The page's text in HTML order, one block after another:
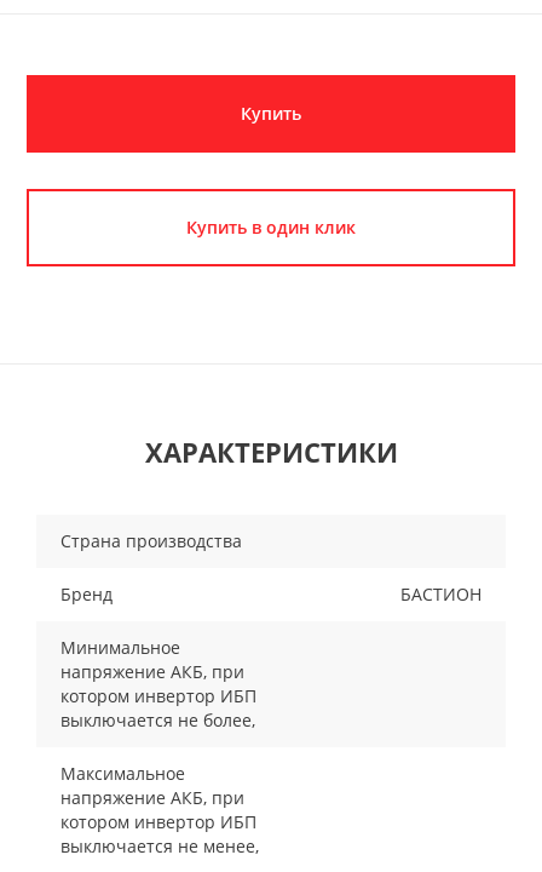
Купить
Купить в один клик
ХАРАКТЕРИСТИКИ
Страна производства
Бренд БАСТИОН
Минимальное
напряжение АКБ, при
котором инвертор ИБП
выключается не более,
Максимальное
напряжение АКБ, при
котором инвертор ИБП
выключается не менее,